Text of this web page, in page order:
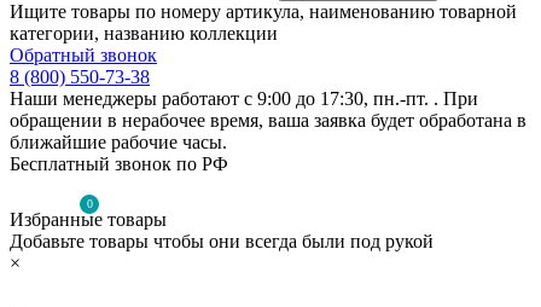
Ищите товары по номеру артикула, наименованию товарной
категории, названию коллекции
Обратный звонок
8 (800) 550-73-38
Наши менеджеры работают с 9:00 до 17:30, пн.-пт. . При
обращении в нерабочее время, ваша заявка будет обработана в
ближайшие рабочие часы.
Бесплатный звонок по РФ
0
Избранные товары
Добавьте товары чтобы они всегда были под рукой
×